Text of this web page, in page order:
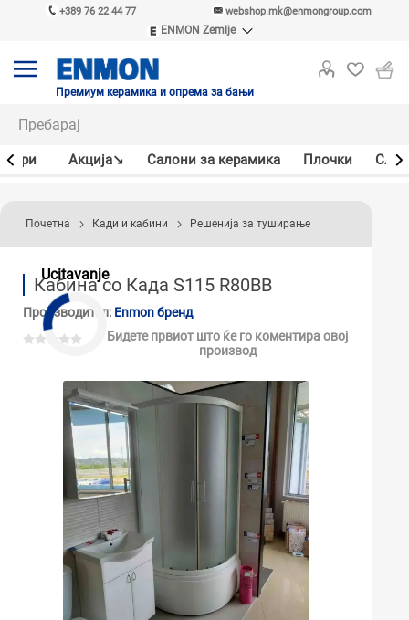
+389 76 22 44 77 webshop.mk@enmongroup.com
ENMON Zemlje
ENMON MKD
Премиум керамика и опрема за бањи
Акцијa↘ Салони за керамика Плочки
Ucitavanje
Почетна Кади и кабини Решенија за туширање
Кабина со Када S115 R80BB
Производител: Enmon бренд
Бидете првиот што ќе го коментира овој
производ